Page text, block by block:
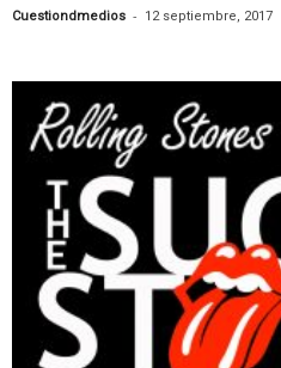
Cuestiondmedios - 12 septiembre, 2017